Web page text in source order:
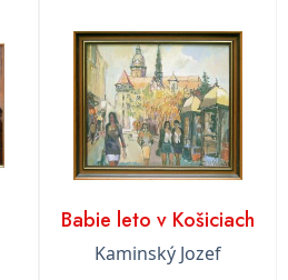
Babie leto v Košiciach
Kaminský Jozef